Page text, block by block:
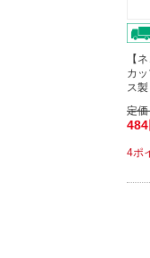
【
カ
ス
定
484
4ポ